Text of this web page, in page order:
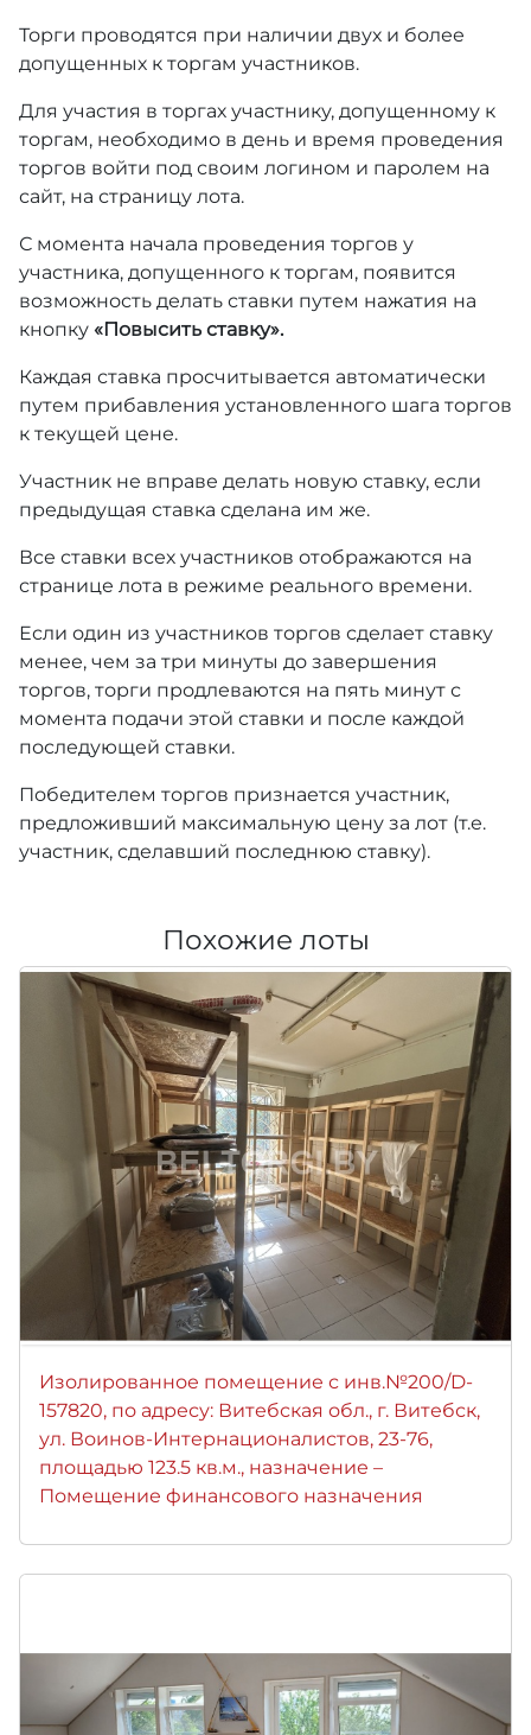
Торги проводятся при наличии двух и более
допущенных к торгам участников.
Для участия в торгах участнику, допущенному к
торгам, необходимо в день и время проведения
торгов войти под своим логином и паролем на
сайт, на страницу лота.
С момента начала проведения торгов у
участника, допущенного к торгам, появится
возможность делать ставки путем нажатия на
кнопку «Повысить ставку».
Каждая ставка просчитывается автоматически
путем прибавления установленного шага торгов
к текущей цене.
Участник не вправе делать новую ставку, если
предыдущая ставка сделана им же.
Все ставки всех участников отображаются на
странице лота в режиме реального времени.
Если один из участников торгов сделает ставку
менее, чем за три минуты до завершения
торгов, торги продлеваются на пять минут с
момента подачи этой ставки и после каждой
последующей ставки.
Победителем торгов признается участник,
предложивший максимальную цену за лот (т.е.
участник, сделавший последнюю ставку).
Похожие лоты
Изолированное помещение с инв.№200/D-
157820, по адресу: Витебская обл., г. Витебск,
ул. Воинов-Интернационалистов, 23-76,
площадью 123.5 кв.м., назначение –
Помещение финансового назначения